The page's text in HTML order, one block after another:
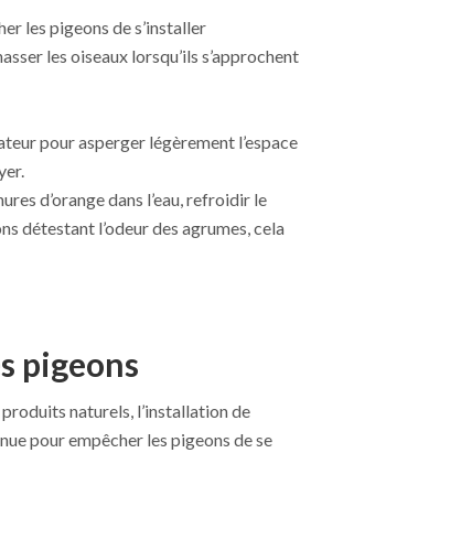
les pigeons de s’installer
les oiseaux lorsqu’ils s’approchent
pour asperger légèrement l’espace
d’orange dans l’eau, refroidir le
détestant l’odeur des agrumes, cela
pigeons
naturels, l’installation de
pour empêcher les pigeons de se